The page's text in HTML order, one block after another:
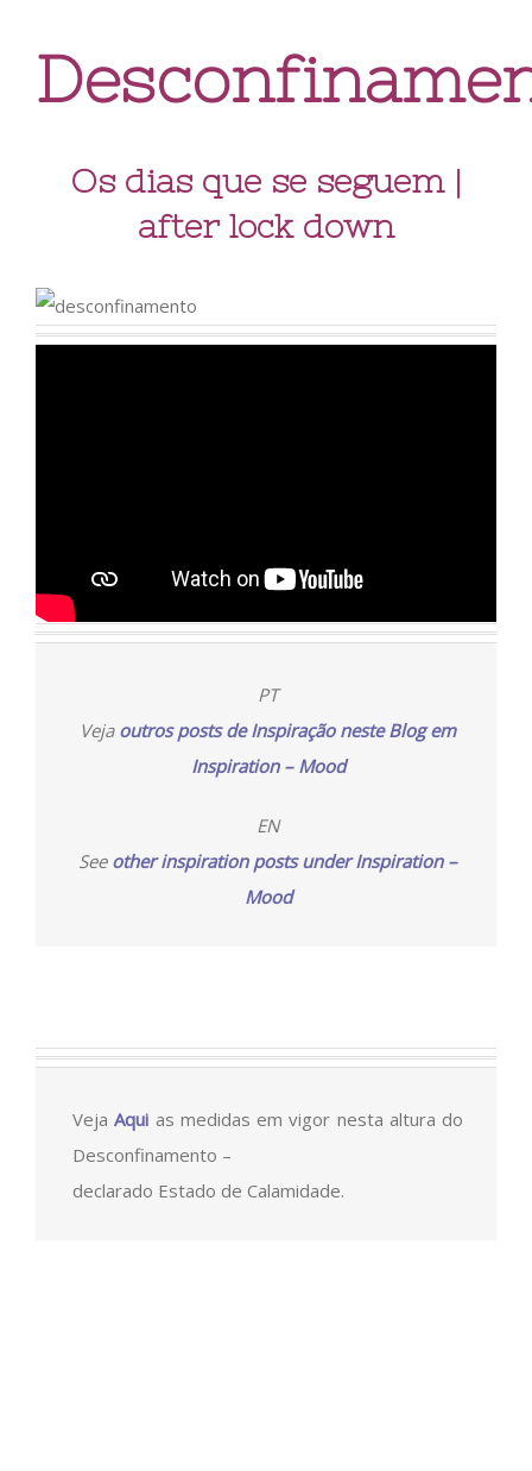
Os dias que se seguem |
after lock down
PT
Veja outros posts de Inspiração neste Blog em
Inspiration – Mood
EN
Seeother inspiration posts under Inspiration –
Mood
VejaAqui as medidas em vigor nesta altura do
Desconfinamento –
declarado Estado de Calamidade.